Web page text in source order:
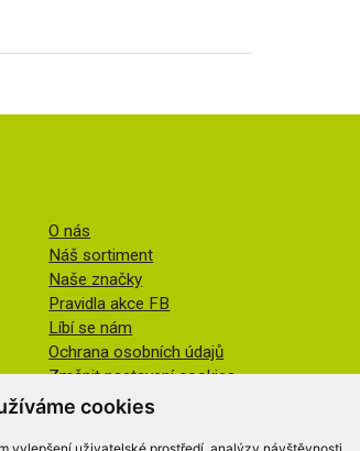
cookies
O nás
Náš sortiment
Naše značky
Pravidla akce FB
Líbí se nám
Ochrana osobních údajů
Změnit nastavení cookies